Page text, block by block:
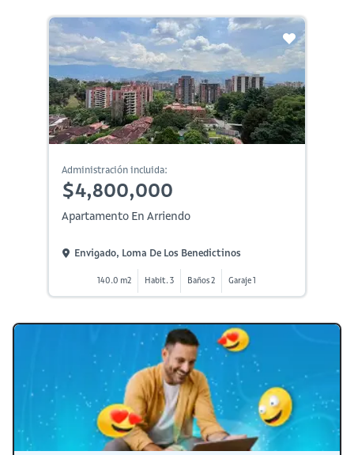
Administración incluida:
$4,800,000
Apartamento En Arriendo
Envigado, Loma De Los Benedictinos
140.0 m2 Habit. 3 Baños 2 Garaje 1